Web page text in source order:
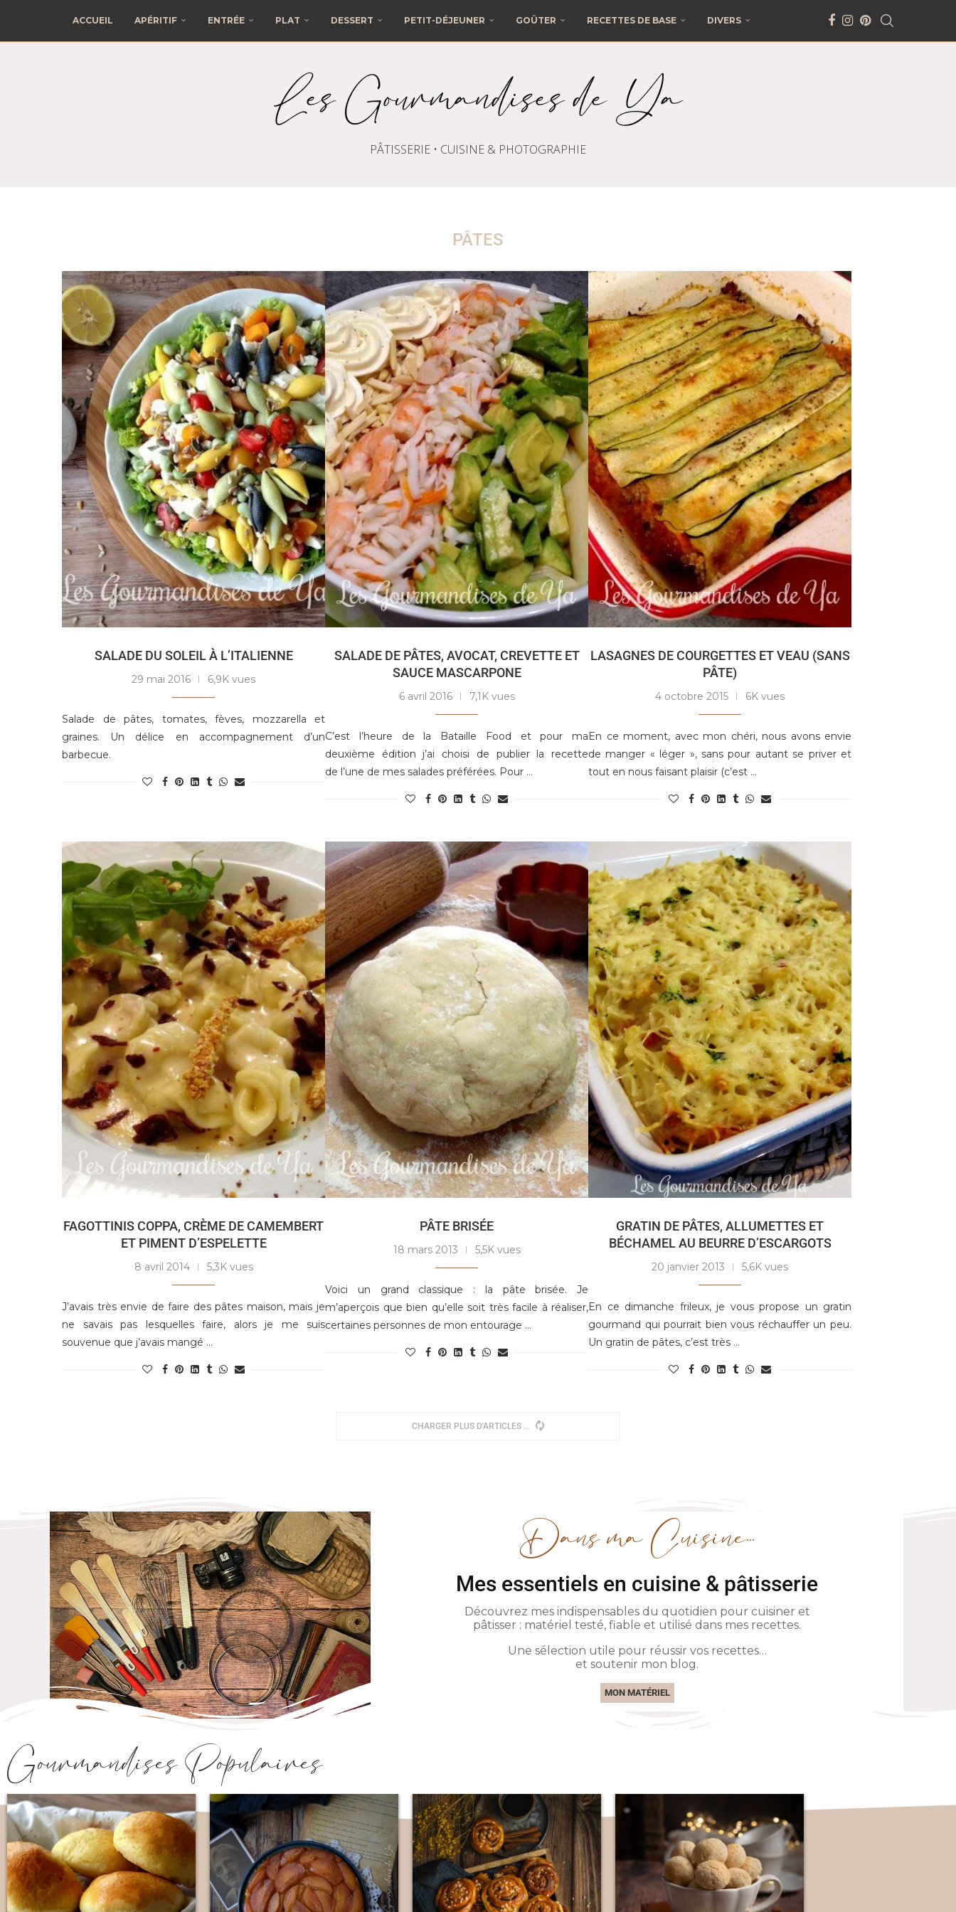
ACCUEIL APÉRITIF ENTRÉE PLAT DESSERT PETIT-DÉJEUNER GOÛTER RECETTES DE BASE DIVERS
PÂTISSERIE • CUISINE & PHOTOGRAPHIE
PÂTES
SALADE DU SOLEIL À L’ITALIENNE
29 mai 2016 6,9K vues
Salade de pâtes, tomates, fèves, mozzarella et
graines. Un délice en accompagnement d’un
barbecue.
SALADE DE PÂTES, AVOCAT, CREVETTE ET
SAUCE MASCARPONE
6 avril 2016 7,1K vues
C’est l’heure de la Bataille Food et pour ma
deuxième édition j’ai choisi de publier la recette
de l’une de mes salades préférées. Pour …
LASAGNES DE COURGETTES ET VEAU (SANS
PÂTE)
4 octobre 2015 6K vues
En ce moment, avec mon chéri, nous avons envie
de manger « léger », sans pour autant se priver et
tout en nous faisant plaisir (c’est …
FAGOTTINIS COPPA, CRÈME DE CAMEMBERT
ET PIMENT D’ESPELETTE
8 avril 2014 5,3K vues
J’avais très envie de faire des pâtes maison, mais je
ne savais pas lesquelles faire, alors je me suis
souvenue que j’avais mangé …
PÂTE BRISÉE
18 mars 2013 5,5K vues
Voici un grand classique : la pâte brisée. Je
m’aperçois que bien qu’elle soit très facile à réaliser,
certaines personnes de mon entourage …
GRATIN DE PÂTES, ALLUMETTES ET
BÉCHAMEL AU BEURRE D’ESCARGOTS
20 janvier 2013 5,6K vues
En ce dimanche frileux, je vous propose un gratin
gourmand qui pourrait bien vous réchauffer un peu.
Un gratin de pâtes, c’est très …
CHARGER PLUS D'ARTICLES
Dans ma Cuisine...
Mes essentiels en cuisine & pâtisserie
Découvrez mes indispensables du quotidien pour cuisiner et
pâtisser : matériel testé, fiable et utilisé dans mes recettes.
Une sélection utile pour réussir vos recettes…
et soutenir mon blog.
MON MATÉRIEL
Gourmandises Populaires